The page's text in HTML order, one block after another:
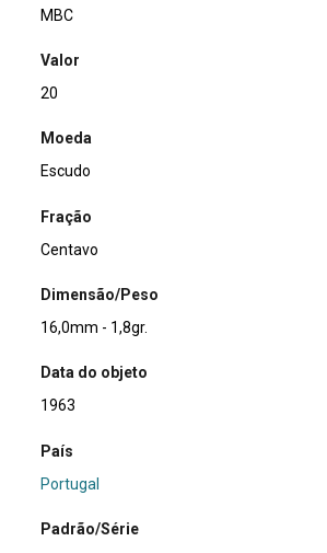
MBC
Valor
20
Moeda
Escudo
Fração
Centavo
Dimensão/Peso
16,0mm - 1,8gr.
Data do objeto
1963
País
Portugal
Padrão/Série